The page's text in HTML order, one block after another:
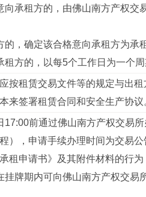
承租方的，由佛山南方产权交
，确定该合格意向承租方为承
方的，以每5个工作日为一个
按租赁交易文件等的规定与出
来签署租赁合同和安全生产协议
前通过佛山南方产权交易
），申请手续办理时间为交易
租申请书》及其附件材料的行为
牌期内可向佛山南方产权交易